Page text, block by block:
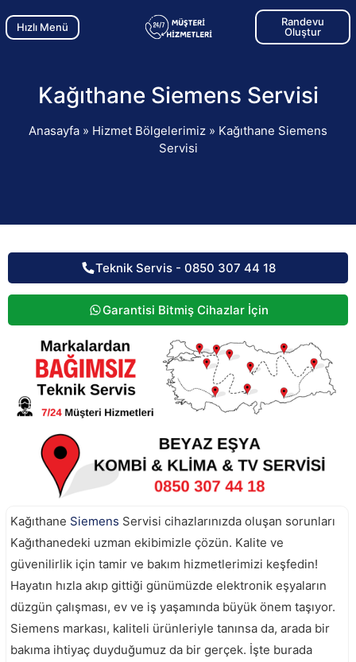
Hızlı Menü
Randevu
Oluştur
Kağıthane Siemens Servisi
Anasayfa » Hizmet Bölgelerimiz » Kağıthane Siemens
Servisi
Teknik Servis - 0850 307 44 18
Garantisi Bitmiş Cihazlar İçin
Kağıthane Siemens Servisi cihazlarınızda oluşan sorunları
Kağıthanedeki uzman ekibimizle çözün. Kalite ve
güvenilirlik için tamir ve bakım hizmetlerimizi keşfedin!
Hayatın hızla akıp gittiği günümüzde elektronik eşyaların
düzgün çalışması, ev ve iş yaşamında büyük önem taşıyor.
Siemens markası, kaliteli ürünleriyle tanınsa da, arada bir
bakıma ihtiyaç duyduğumuz da bir gerçek. İşte burada